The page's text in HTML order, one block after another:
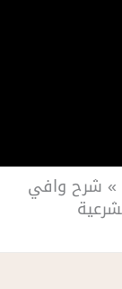
» شرح وافي
الشرعية